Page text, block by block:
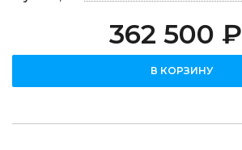
362 500 ₽
В КОРЗИНУ